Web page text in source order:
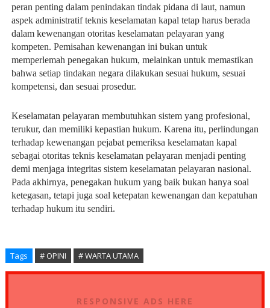
peran penting dalam penindakan tindak pidana di laut, namun
aspek administratif teknis keselamatan kapal tetap harus berada
dalam kewenangan otoritas keselamatan pelayaran yang
kompeten. Pemisahan kewenangan ini bukan untuk
memperlemah penegakan hukum, melainkan untuk memastikan
bahwa setiap tindakan negara dilakukan sesuai hukum, sesuai
kompetensi, dan sesuai prosedur.
Keselamatan pelayaran membutuhkan sistem yang profesional,
terukur, dan memiliki kepastian hukum. Karena itu, perlindungan
terhadap kewenangan pejabat pemeriksa keselamatan kapal
sebagai otoritas teknis keselamatan pelayaran menjadi penting
demi menjaga integritas sistem keselamatan pelayaran nasional.
Pada akhirnya, penegakan hukum yang baik bukan hanya soal
ketegasan, tetapi juga soal ketepatan kewenangan dan kepatuhan
terhadap hukum itu sendiri.
Tags # OPINI # WARTA UTAMA
RESPONSIVE ADS HERE